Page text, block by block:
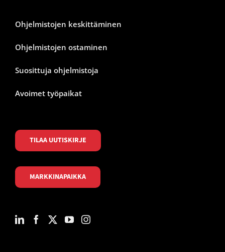
Ohjelmistojen keskittäminen
Ohjelmistojen ostaminen
Suosittuja ohjelmistoja
Avoimet työpaikat
TILAA UUTISKIRJE
MARKKINAPAIKKA